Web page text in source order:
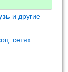
и другие
сетях